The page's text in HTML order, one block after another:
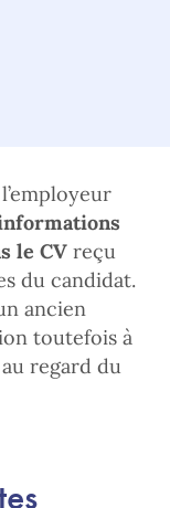
le CV reçu
du candidat.
ancien
toutefois à
regard du